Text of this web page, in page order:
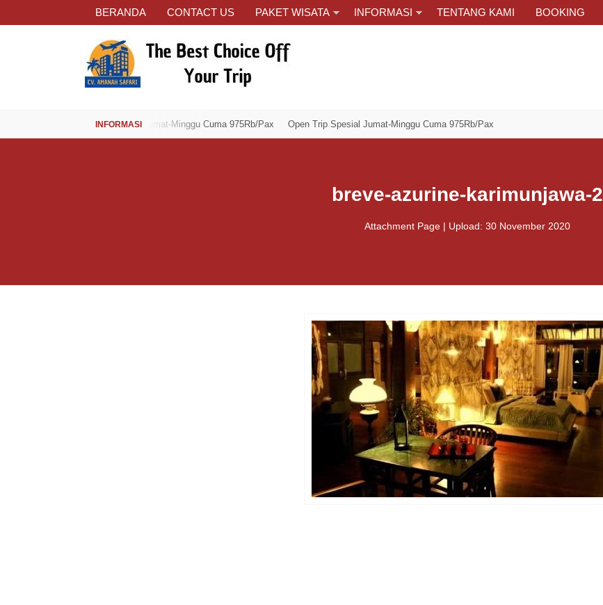
BERANDA CONTACT US PAKET WISATA INFORMASI TENTANG KAMI BOOKING
Open Trip Spesial Jumat-Minggu Cuma 975Rb/Pax Open Trip Spesial Jumat-Minggu Cuma 975Rb/Pax
breve-azurine-karimunjawa-2
Attachment Page | Upload: 30 November 2020